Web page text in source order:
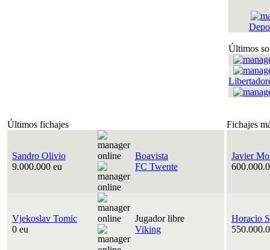
Últimos
Últimos fichajes Fichajes
Sandro Olivio
9.000.000 eu
Boavista
FC Twente
Javier
Vjekoslav Tomic
0 eu
Jugador libre
Viking
Horacio